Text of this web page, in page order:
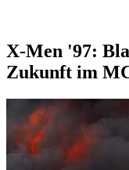
X-Men '97:
Zukunft im